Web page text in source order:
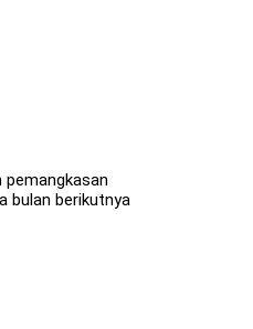
pemangkasan
bulan berikutnya